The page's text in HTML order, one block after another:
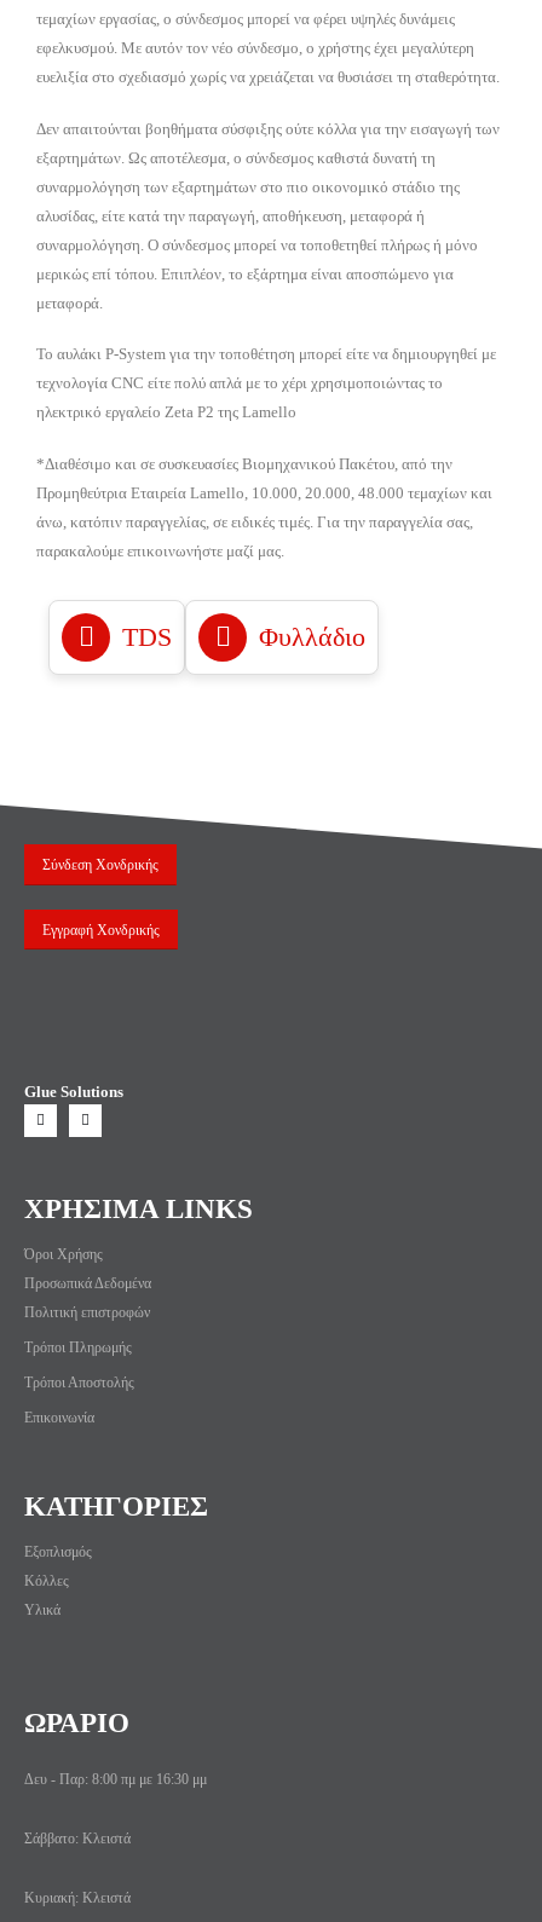
τεμαχίων εργασίας, ο σύνδεσμος μπορεί να φέρει υψηλές δυνάμεις
εφελκυσμού. Με αυτόν τον νέο σύνδεσμο, ο χρήστης έχει μεγαλύτερη
ευελιξία στο σχεδιασμό χωρίς να χρειάζεται να θυσιάσει τη σταθερότητα.
Δεν απαιτούνται βοηθήματα σύσφιξης ούτε κόλλα για την εισαγωγή των
εξαρτημάτων. Ως αποτέλεσμα, ο σύνδεσμος καθιστά δυνατή τη
συναρμολόγηση των εξαρτημάτων στο πιο οικονομικό στάδιο της
αλυσίδας, είτε κατά την παραγωγή, αποθήκευση, μεταφορά ή
συναρμολόγηση. Ο σύνδεσμος μπορεί να τοποθετηθεί πλήρως ή μόνο
μερικώς επί τόπου. Επιπλέον, το εξάρτημα είναι αποσπώμενο για
μεταφορά.
Το αυλάκι P-System για την τοποθέτηση μπορεί είτε να δημιουργηθεί με
τεχνολογία CNC είτε πολύ απλά με το χέρι χρησιμοποιώντας το
ηλεκτρικό εργαλείο Zeta P2 της Lamello
*Διαθέσιμο και σε συσκευασίες Βιομηχανικού Πακέτου, από την
Προμηθεύτρια Εταιρεία Lamello, 10.000, 20.000, 48.000 τεμαχίων και
άνω, κατόπιν παραγγελίας, σε ειδικές τιμές. Για την παραγγελία σας,
παρακαλούμε επικοινωνήστε μαζί μας.
TDS Φυλλάδιο
Σύνδεση Χονδρικής
Εγγραφή Χονδρικής
Glue Solutions
ΧΡΗΣΙΜΑ LINKS
Όροι Χρήσης
Προσωπικά Δεδομένα
Πολιτική επιστροφών
Τρόποι Πληρωμής
Τρόποι Αποστολής
Επικοινωνία
ΚΑΤΗΓΟΡΙΕΣ
Εξοπλισμός
Κόλλες
Υλικά
ΩΡΑΡΙΟ
Δευ - Παρ: 8:00 πμ με 16:30 μμ
Σάββατο: Κλειστά
Κυριακή: Κλειστά